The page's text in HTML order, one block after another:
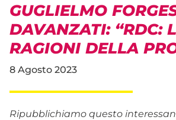
GUGLIELMO
DAVANZATI: “RDC:
RAGIONI DELLA
8 Agosto 2023
Ripubblichiamo questo